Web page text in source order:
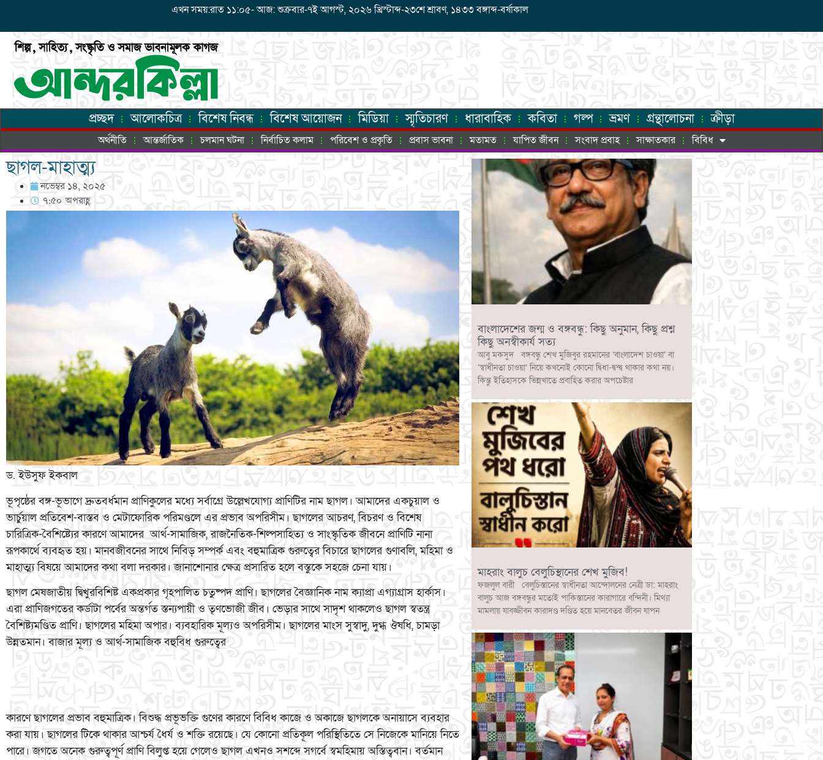
এখন সময়:রাত ১১:০৫- আজ: শুক্রবার-৭ই আগস্ট, ২০২৬ খ্রিস্টাব্দ-২৩শে শ্রাবণ, ১৪৩৩ বঙ্গাব্দ-বর্ষাকাল
প্রচ্ছদ আলোকচিত্র বিশেষ নিবন্ধ বিশেষ আয়োজন মিডিয়া স্মৃতিচারণ ধারাবাহিক কবিতা গল্প ভ্রমণ গ্রন্থালোচনা ক্রীড়া
অর্থনীতি আন্তর্জাতিক চলমান ঘটনা নির্বাচিত কলাম পরিবেশ ও প্রকৃতি প্রবাস ভাবনা মতামত যাপিত জীবন সংবাদ প্রবাহ সাক্ষাতকার বিবিধ
ছাগল-মাহাত্ম্য
নভেম্বর ১৪, ২০২৫
৭:৫০ অপরাহ্ণ
ড. ইউসুফ ইকবাল
ভূপৃষ্ঠের বঙ্গ-ভূভাগে দ্রুতবর্ধমান প্রাণিকুলের মধ্যে সর্বাগ্রে উল্লেখযোগ্য প্রাণিটির নাম ছাগল। আমাদের একচুয়াল ও
ভার্চুয়াল প্রতিবেশ-বাস্তব ও মেটাফোরিক পরিমণ্ডলে এর প্রভাব অপরিসীম। ছাগলের আচরণ, বিচরণ ও বিশেষ
চারিত্রিক-বৈশিষ্ট্যের কারণে আমাদের আর্থ-সামাজিক, রাজনৈতিক-শিল্পসাহিত্য ও সাংস্কৃতিক জীবনে প্রাণিটি নানা
রূপকার্থে ব্যবহৃত হয়। মানবজীবনের সাথে নিবিড় সম্পর্ক এবং বহুমাত্রিক গুরুত্বের বিচারে ছাগলের গুণাবলি, মহিমা ও
মাহাত্ম্য বিষয়ে আমাদের কথা বলা দরকার। জানাশোনার ক্ষেত্র প্রসারিত হলে বস্তুকে সহজে চেনা যায়।
ছাগল মেষজাতীয় দ্বিখুরবিশিষ্ট একপ্রকার গৃহপালিত চতুষ্পদ প্রাণি। ছাগলের বৈজ্ঞানিক নাম ক্যাপ্রা এগ্যাগ্রাস হার্কাস।
এরা প্রাণিজগতের কর্ডাটা পর্বের অন্তর্গত স্তন্যপায়ী ও তৃণভোজী জীব। ভেড়ার সাথে সাদৃশ থাকলেও ছাগল স্বতন্ত্র
বৈশিষ্ট্যমণ্ডিত প্রাণি। ছাগলের মহিমা অপার। ব্যবহারিক মূল্যও অপরিসীম। ছাগলের মাংস সুস্বাদু, দুগ্ধ ঔষধি, চামড়া
উন্নতমান। বাজার মূল্য ও আর্থ-সামাজিক বহুবিধ গুরুত্বের
কারণে ছাগলের প্রভাব বহুমাত্রিক। বিশুদ্ধ প্রভূভক্তি গুণের কারণে বিবিধ কাজে ও অকাজে ছাগলকে অনায়াসে ব্যবহার
করা যায়। ছাগলের টিকে থাকার আশ্চর্য ধৈর্য ও শক্তি রয়েছে। যে কোনো প্রতিকূল পরিস্থিতিতে সে নিজেকে মানিয়ে নিতে
পারে। জগতে অনেক গুরুত্বপূর্ণ প্রাণি বিলুপ্ত হয়ে গেলেও ছাগল এখনও সশব্দে সগর্বে স্বমহিমায় অস্তিত্ববান। বর্তমান
বাংলাদেশের জন্ম ও বঙ্গবন্ধু: কিছু অনুমান, কিছু প্রশ্ন
কিছু অনস্বীকার্য সত্য
আবু মকসুদ বঙ্গবন্ধু শেখ মুজিবুর রহমানের ‘বাংলাদেশ চাওয়া’ বা
‘স্বাধীনতা চাওয়া’ নিয়ে কখনোই কোনো দ্বিধা-দ্বন্দ্ব থাকার কথা নয়।
কিন্তু ইতিহাসকে ভিন্নখাতে প্রবাহিত করার অপচেষ্টার
মাহরাং বালুচ বেলুচিস্থানের শেখ মুজিব!
ফজলুল বারী বেলুচিস্তানের স্বাধীনতা আন্দোলনের নেত্রী ডা: মাহরাং
বালুচ আজ বঙ্গবন্ধুর মতোই পাকিস্তানের কারাগারে বন্দিনী। মিথ্যা
মামলায় যাবজ্জীবন কারাদণ্ড দণ্ডিত হয়ে মানবেতর জীবন যাপন